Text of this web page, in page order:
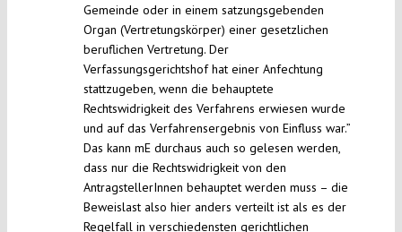
Gemeinde oder in einem satzungsgebenden
Organ (Vertretungskörper) einer gesetzlichen
beruflichen Vertretung. Der
Verfassungsgerichtshof hat einer Anfechtung
stattzugeben, wenn die behauptete
Rechtswidrigkeit des Verfahrens erwiesen wurde
und auf das Verfahrensergebnis von Einfluss war.”
Das kann mE durchaus auch so gelesen werden,
dass nur die Rechtswidrigkeit von den
AntragstellerInnen behauptet werden muss – die
Beweislast also hier anders verteilt ist als es der
Regelfall in verschiedensten gerichtlichen